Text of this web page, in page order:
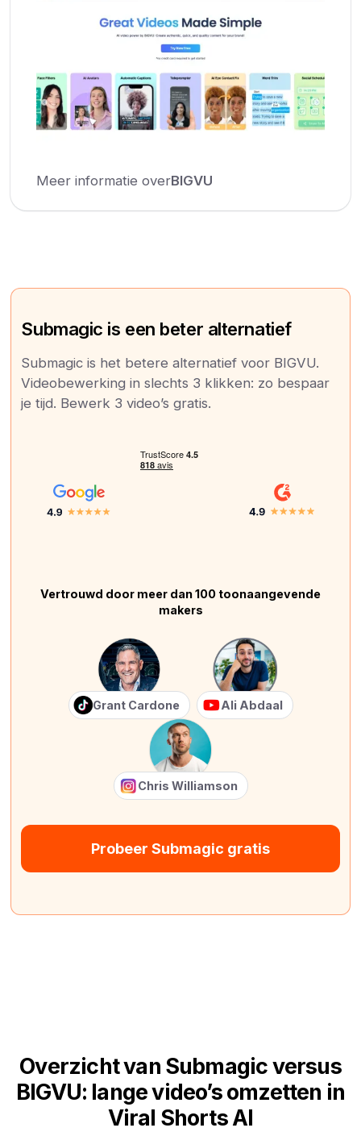
Meer informatie overBIGVU
Submagic is een beter alternatief
Submagic is het betere alternatief voor BIGVU.
Videobewerking in slechts 3 klikken: zo bespaar
je tijd. Bewerk 3 video’s gratis.
Vertrouwd door meer dan 100 toonaangevende
makers
Grant Cardone Ali Abdaal
Chris Williamson
Probeer Submagic gratis
Overzicht van Submagic versus
BIGVU: lange video’s omzetten in
Viral Shorts AI